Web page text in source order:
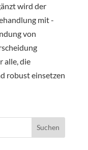
wird der
mit -
von
alle, die
robust einsetzen
Suchen